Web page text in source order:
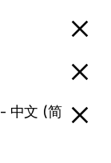
中文 (简